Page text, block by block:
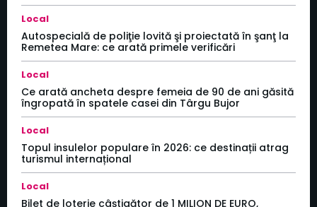
Local
Autospecială de poliţie lovită şi proiectată în şanţ la
Remetea Mare: ce arată primele verificări
Local
Ce arată ancheta despre femeia de 90 de ani găsită
îngropată în spatele casei din Târgu Bujor
Local
Topul insulelor populare în 2026: ce destinații atrag
turismul internațional
Local
Bilet de loterie câștigător de 1 MILION DE EURO,